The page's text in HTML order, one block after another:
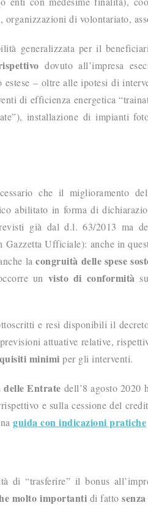
organizzazioni di volontariato,
generalizzata per il
dovuto all’impresa
– oltre alle ipotesi di
di efficienza energetica
installazione di impianti
che il miglioramento
abilitato in forma di
già dal d.l. 63/2013 ma
Ufficiale): anche in
lacongruità delle spese
un visto di conformità
e resi disponibili il
attuative relative,
minimi per gli interventi.
delle Entrate dell’8 agosto 2020
e sulla cessione del
guida con indicazioni pratiche
di “trasferire” il bonus
molto importanti di fatto